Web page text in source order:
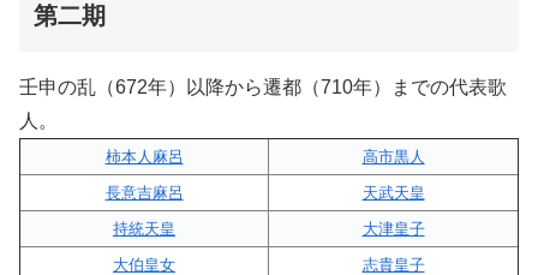
第二期
壬申の乱（672年）以降から遷都（710年）までの代表歌
人。
柿本人麻呂
高市黒人
長意吉麻呂
天武天皇
持統天皇
大津皇子
大伯皇女
志貴皇子